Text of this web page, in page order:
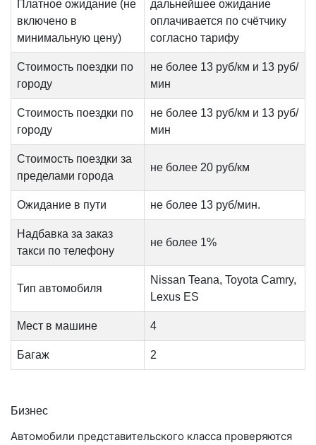
Платное ожидание (не
включено в
минимальную цену)
дальнейшее ожидание
оплачивается по счётчику
согласно тарифу
Стоимость поездки по
городу
не более 13 руб/км и 13 руб/
мин
Стоимость поездки по
городу
не более 13 руб/км и 13 руб/
мин
Стоимость поездки за
пределами города
не более 20 руб/км
Ожидание в пути не более 13 руб/мин.
Надбавка за заказ
такси по телефону
не более 1%
Тип автомобиля
Nissan Teana, Toyota Camry,
Lexus ES
Мест в машине 4
Багаж 2
Бизнес
Автомобили представительского класса проверяются